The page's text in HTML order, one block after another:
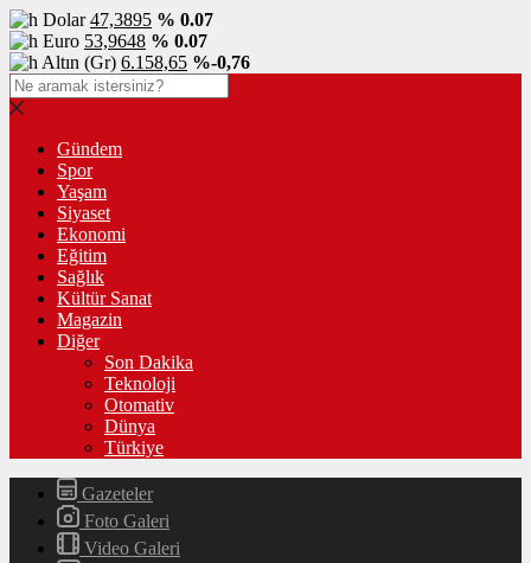
Dolar47,3895 % 0.07
Euro 53,9648 % 0.07
Altın (Gr) 6.158,65 %-0,76
Gündem
Spor
Yaşam
Siyaset
Ekonomi
Eğitim
Sağlık
Kültür Sanat
Magazin
Diğer
Son Dakika
Teknoloji
Otomativ
Dünya
Türkiye
Gazeteler
Foto Galeri
Video Galeri